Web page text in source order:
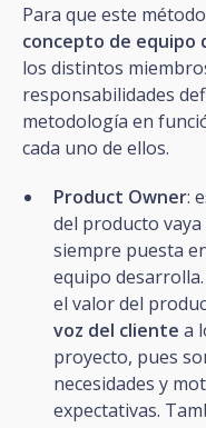
Para que este
concepto de equipo
los distintos
responsabilidades
metodología en
cada uno de ellos.
Product Owner:
del producto
siempre puesta
equipo
el valor del
voz del cliente a
proyecto, pues
necesidades y
expectativas.